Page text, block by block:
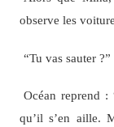
observe les
“Tu vas sauter
Océan reprend :
qu’il s’en aille.